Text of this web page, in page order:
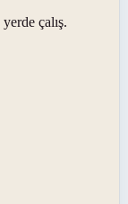
çalış.